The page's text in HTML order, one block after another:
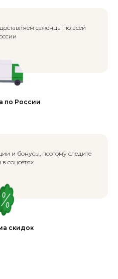
саженцы по всей
по России
и бонусы, поэтому следите
соцсетях
скидок